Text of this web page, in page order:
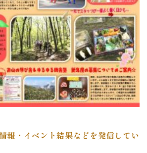
報・イベント結果などを発信してい